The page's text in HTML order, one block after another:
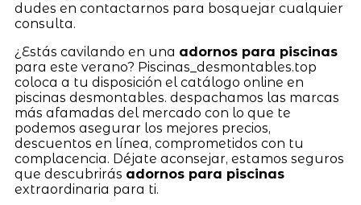
dudes en contactarnos para bosquejar cualquier
consulta.
¿Estás cavilando en una adornos para piscinas
para este verano? Piscinas_desmontables.top
coloca a tu disposición el catálogo online en
piscinas desmontables. despachamos las marcas
más afamadas del mercado con lo que te
podemos asegurar los mejores precios,
descuentos en línea, comprometidos con tu
complacencia. Déjate aconsejar, estamos seguros
que descubrirás adornos para piscinas
extraordinaria para ti.